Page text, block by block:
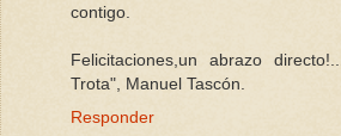
contigo.
Felicitaciones,un abrazo
Trota", Manuel Tascón.
Responder